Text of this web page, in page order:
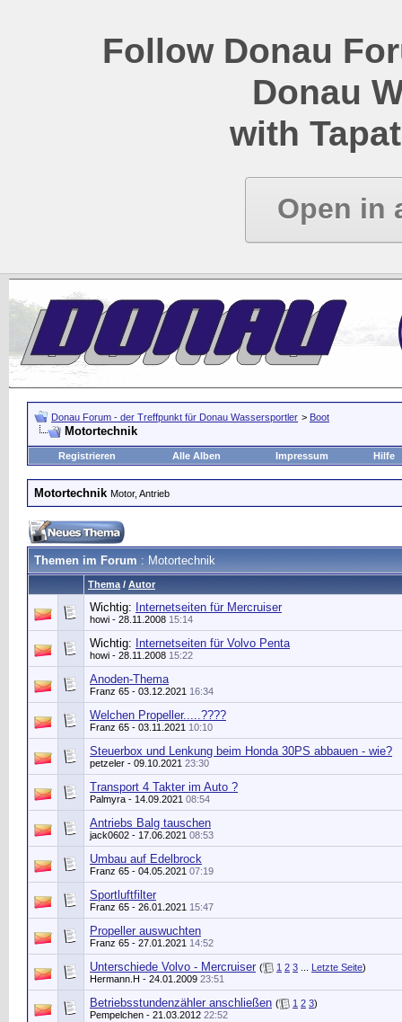
Follow Donau
Donau
with
Open in
Donau Forum - der Treffpunkt für Donau Wassersportler > Boot
Motortechnik
Registrieren Alle Alben Impressum Hilfe
Motortechnik Motor, Antrieb
Themen im Forum : Motortechnik
Thema / Autor
Wichtig: Internetseiten für Mercruiser
howi - 28.11.2008 15:14
Wichtig: Internetseiten für Volvo Penta
howi - 28.11.2008 15:22
Anoden-Thema
Franz 65 - 03.12.2021 16:34
Welchen Propeller.....????
Franz 65 - 03.11.2021 10:10
Steuerbox und Lenkung beim Honda 30PS abbauen - wie?
petzeler - 09.10.2021 23:30
Transport 4 Takter im Auto ?
Palmyra - 14.09.2021 08:54
Antriebs Balg tauschen
jack0602 - 17.06.2021 08:53
Umbau auf Edelbrock
Franz 65 - 04.05.2021 07:19
Sportluftfilter
Franz 65 - 26.01.2021 15:47
Propeller auswuchten
Franz 65 - 27.01.2021 14:52
Unterschiede Volvo - Mercruiser ( 1 2 3 Letzte Seite)
Hermann.H - 24.01.2009 23:51
Betriebsstundenzähler anschließen ( 1 2 3)
Pempelchen - 21.03.2012 22:52